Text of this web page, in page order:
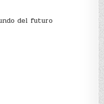
del futuro